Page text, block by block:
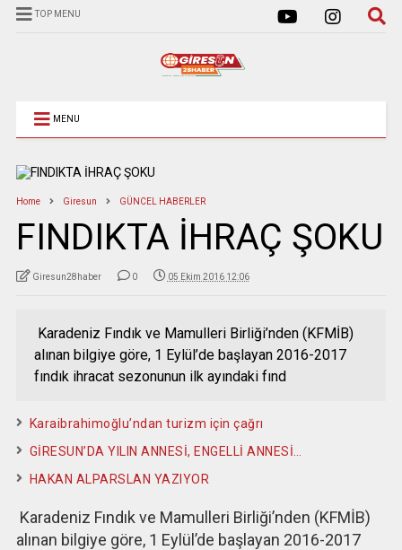
TOP MENU
MENU
Home Giresun GÜNCEL HABERLER
FINDIKTA İHRAÇ ŞOKU
Giresun28haber 0 05 Ekim 2016 12:06
Karadeniz Fındık ve Mamulleri Birliği’nden (KFMİB)
alınan bilgiye göre, 1 Eylül’de başlayan 2016-2017
fındık ihracat sezonunun ilk ayındaki fınd
Karaibrahimoğlu’ndan turizm için çağrı
GİRESUN’DA YILIN ANNESİ, ENGELLİ ANNESİ…
HAKAN ALPARSLAN YAZIYOR
Karadeniz Fındık ve Mamulleri Birliği’nden (KFMİB)
alınan bilgiye göre, 1 Eylül’de başlayan 2016-2017